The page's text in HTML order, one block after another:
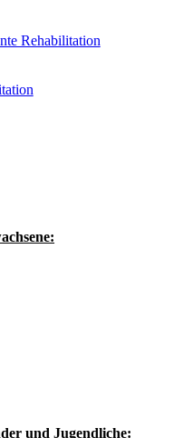
Rehabilitation
und Jugendliche: